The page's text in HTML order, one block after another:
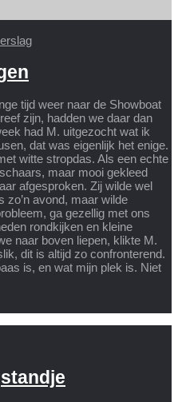
tijd weer naar de Showboat
zijn, hadden we daar dan
had M. uitgezocht wat ik
dat was eigenlijk het enige.
witte stropdas. Als een echte
maar mooi gekleed
afgesproken. Zij wilde wel
zo’n avond, maar wilde
ga gezellig met ons
rondkijken en kleine
naar boven liepen, klikte M.
dit is altijd zo confronterend.
is, en wat mijn plek is. Niet